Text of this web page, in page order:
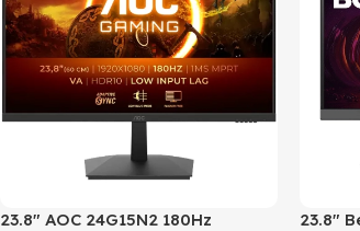
23.8″ AOC 24G15N2 180Hz
23.8″